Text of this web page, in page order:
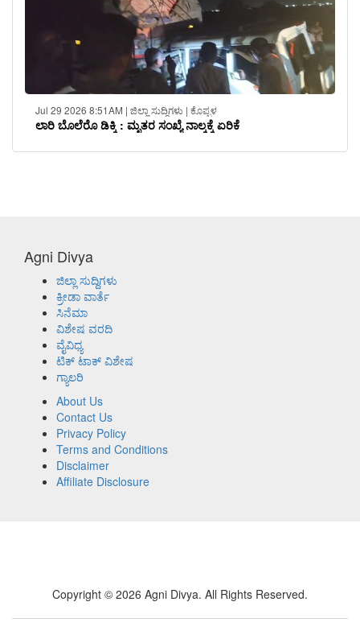
Jul 29 2026 8:51AM | ಜಿಲ್ಲಾ ಸುದ್ದಿಗಳು | ಕೊಪ್ಪಳ
ಲಾರಿ ಬೊಲೆರೊ ಡಿಕ್ಕಿ : ಮೃತರ ಸಂಖ್ಯೆ ನಾಲ್ಕಕ್ಕೆ ಏರಿಕೆ
Agni Divya
ಜಿಲ್ಲಾ ಸುದ್ದಿಗಳು
ಕ್ರೀಡಾ ವಾರ್ತೆ
ಸಿನೆಮಾ
ವಿಶೇಷ ವರದಿ
ವೈವಿಧ್ಯ
ಟಿಕ್ ಟಾಕ್ ವಿಶೇಷ
ಗ್ಯಾಲರಿ
About Us
Contact Us
Privacy Policy
Terms and Conditions
Disclaimer
Affiliate Disclosure
Copyright © 2026 Agni Divya. All Rights Reserved.